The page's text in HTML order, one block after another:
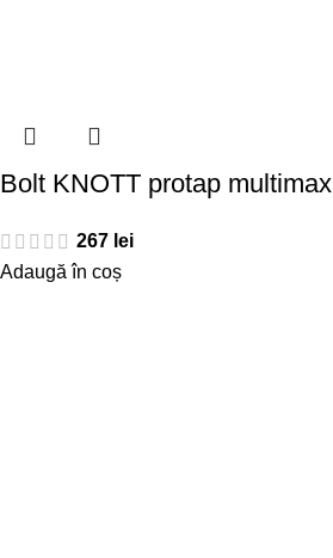
Bolt KNOTT protap multimax
267 lei
Adaugă în coș